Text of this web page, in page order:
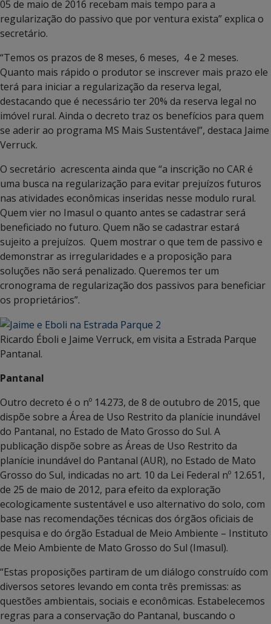
05 de maio de 2016 recebam mais tempo para a
regularização do passivo que por ventura exista” explica o
secretário.
“Temos os prazos de 8 meses, 6 meses, 4 e 2 meses.
Quanto mais rápido o produtor se inscrever mais prazo ele
terá para iniciar a regularização da reserva legal,
destacando que é necessário ter 20% da reserva legal no
imóvel rural. Ainda o decreto traz os benefícios para quem
se aderir ao programa MS Mais Sustentável”, destaca Jaime
Verruck.
O secretário acrescenta ainda que “a inscrição no CAR é
uma busca na regularização para evitar prejuízos futuros
nas atividades econômicas inseridas nesse modulo rural.
Quem vier no Imasul o quanto antes se cadastrar será
beneficiado no futuro. Quem não se cadastrar estará
sujeito a prejuízos. Quem mostrar o que tem de passivo e
demonstrar as irregularidades e a proposição para
soluções não será penalizado. Queremos ter um
cronograma de regularização dos passivos para beneficiar
os proprietários”.
Ricardo Éboli e Jaime Verruck, em visita a Estrada Parque
Pantanal.
Pantanal
Outro decreto é o nº 14.273, de 8 de outubro de 2015, que
dispõe sobre a Área de Uso Restrito da planície inundável
do Pantanal, no Estado de Mato Grosso do Sul. A
publicação dispõe sobre as Áreas de Uso Restrito da
planície inundável do Pantanal (AUR), no Estado de Mato
Grosso do Sul, indicadas no art. 10 da Lei Federal nº 12.651,
de 25 de maio de 2012, para efeito da exploração
ecologicamente sustentável e uso alternativo do solo, com
base nas recomendações técnicas dos órgãos oficiais de
pesquisa e do órgão Estadual de Meio Ambiente – Instituto
de Meio Ambiente de Mato Grosso do Sul (Imasul).
“Estas proposições partiram de um diálogo construído com
diversos setores levando em conta três premissas: as
questões ambientais, sociais e econômicas. Estabelecemos
regras para a conservação do Pantanal, buscando o